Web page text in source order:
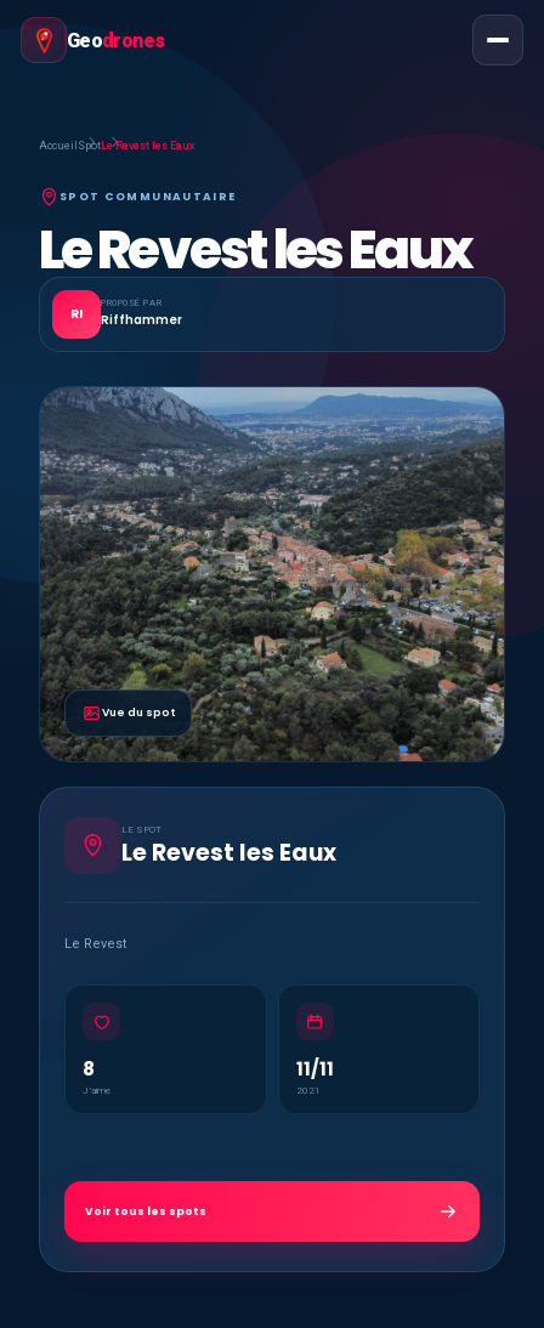
Geodrones
Accueil SpotLe Revest les Eaux
SPOT COMMUNAUTAIRE
Le Revest les Eaux
RI
PROPOSÉ PAR
Riffhammer
Vue du spot
LE SPOT
Le Revest les Eaux
Le Revest
8
J’aime
11/11
2021
Voir tous les spots